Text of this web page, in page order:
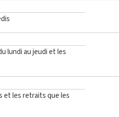
lundi au jeudi et les
et les retraits que les